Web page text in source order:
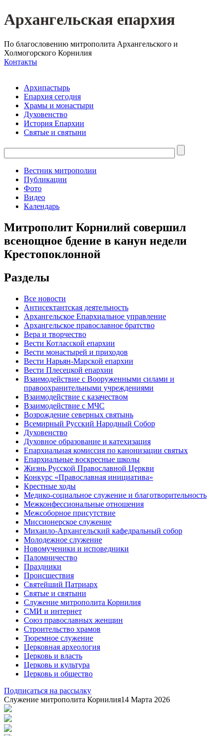
Архангельская епархия
По благословению митрополита Архангельского и
Холмогорского Корнилия
Контакты
Архипастырь
Епархия сегодня
Храмы и монастыри
Духовенство
История Епархии
Святые и святыни
Вестник митрополии
Публикации
Фото
Видео
Календарь
Митрополит Корнилий совершил
всенощное бдение в канун недели
Крестопоклонной
Разделы
Все новости
Антисектантская деятельность
Архангельское Епархиальное управление
Архангельское православное братство
Вера и творчество
Вести Котласской епархии
Вести монастырей и приходов
Вести Нарьян-Марской епархии
Вести Плесецкой епархии
Взаимодействие с Вооруженными силами и
правоохранительными учреждениями
Взаимодействие с казачеством
Взаимодействие с МЧС
Возрождение северных святынь
Всемирный Русский Народный Собор
Духовенство
Духовное образование и катехизация
Епархиальная комиссия по канонизации святых
Епархиальные воскресные школы
Жизнь Русской Православной Церкви
Конкурс «Православная инициатива»
Крестные ходы
Медико-социальное служение и благотворительность
Межконфессиональные отношения
Межсоборное присутствие
Миссионерское служение
Михаило-Архангельский кафедральный собор
Молодежное служение
Новомученики и исповедники
Паломничество
Праздники
Происшествия
Святейший Патриарх
Святые и святыни
Служение митрополита Корнилия
СМИ и интернет
Союз православных женщин
Строительство храмов
Тюремное служение
Церковная археология
Церковь и власть
Церковь и культура
Церковь и общество
Подписаться на рассылку
Служение митрополита Корнилия14 Марта 2026